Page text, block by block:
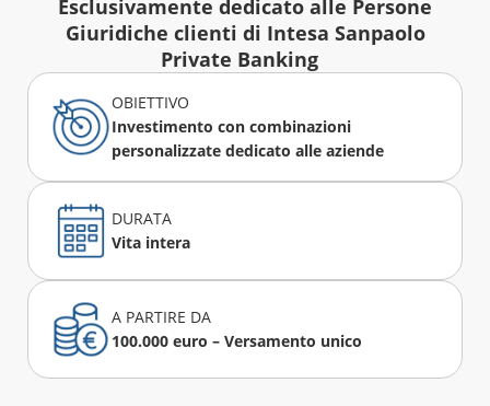
Esclusivamente dedicato alle Persone
Giuridiche clienti di Intesa Sanpaolo
Private Banking
OBIETTIVO
Investimento con combinazioni
personalizzate dedicato alle aziende
DURATA
Vita intera
A PARTIRE DA
100.000 euro – Versamento unico